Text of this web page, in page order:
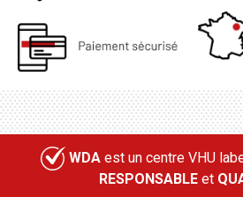
WDA est un centre VHU
RESPONSABLE et